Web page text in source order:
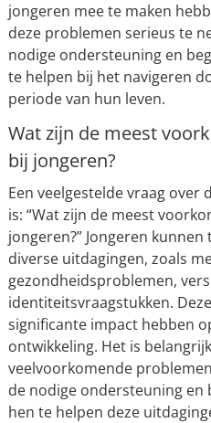
jongeren mee te maken
deze problemen serieus te
nodige ondersteuning en
te helpen bij het navigeren
periode van hun leven.
Wat zijn de meest
bij jongeren?
Een veelgestelde vraag
is: “Wat zijn de meest
jongeren?” Jongeren
diverse uitdagingen, zoals
gezondheidsproblemen,
identiteitsvraagstukken.
significante impact hebben
ontwikkeling. Het is
veelvoorkomende
de nodige ondersteuning en
hen te helpen deze